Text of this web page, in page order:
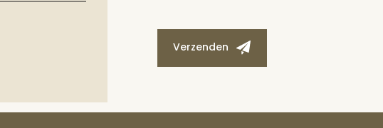
Verzenden